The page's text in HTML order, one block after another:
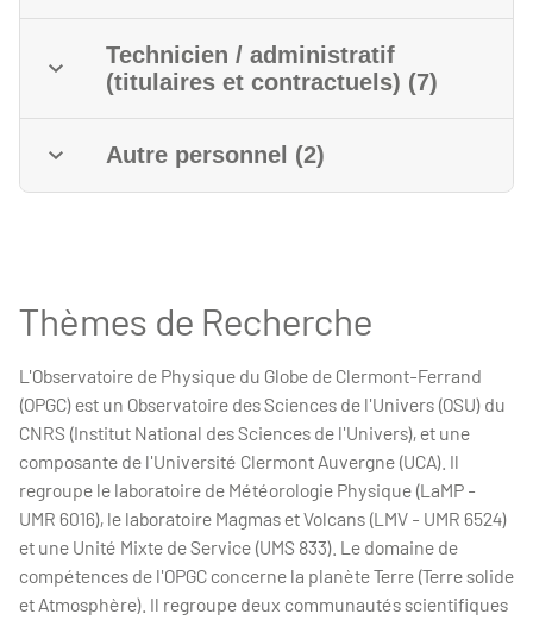
Technicien / administratif
(titulaires et contractuels) (7)
Autre personnel (2)
Thèmes de Recherche
L'Observatoire de Physique du Globe de Clermont-Ferrand
(OPGC) est un Observatoire des Sciences de l'Univers (OSU) du
CNRS (Institut National des Sciences de l'Univers), et une
composante de l'Université Clermont Auvergne (UCA). Il
regroupe le laboratoire de Météorologie Physique (LaMP -
UMR 6016), le laboratoire Magmas et Volcans (LMV - UMR 6524)
et une Unité Mixte de Service (UMS 833). Le domaine de
compétences de l'OPGC concerne la planète Terre (Terre solide
et Atmosphère). Il regroupe deux communautés scientifiques